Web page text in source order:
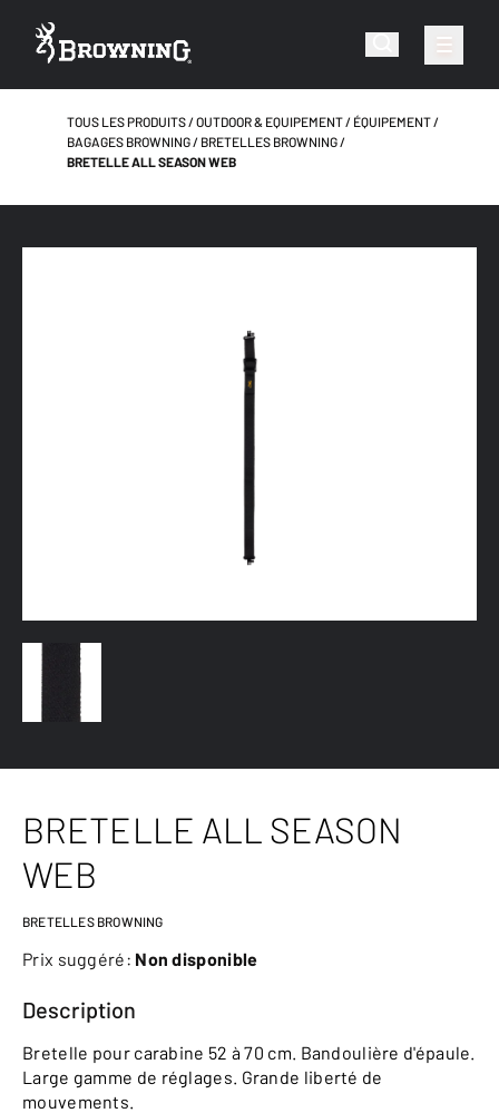
TOUS LES PRODUITS OUTDOOR & EQUIPEMENT
ÉQUIPEMENT
BAGAGES BROWNING
BRETELLES BROWNING
BRETELLE ALL SEASON WEB
BRETELLE ALL SEASON
WEB
BRETELLES BROWNING
Prix suggéré: Non disponible
Description
Bretelle pour carabine 52 à 70 cm. Bandoulière d'épaule.
Large gamme de réglages. Grande liberté de
mouvements.